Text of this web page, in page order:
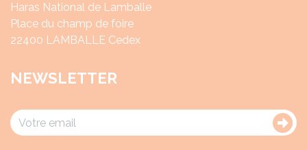
Haras National de Lamballe
Place du champ de foire
22400 LAMBALLE Cedex
NEWSLETTER